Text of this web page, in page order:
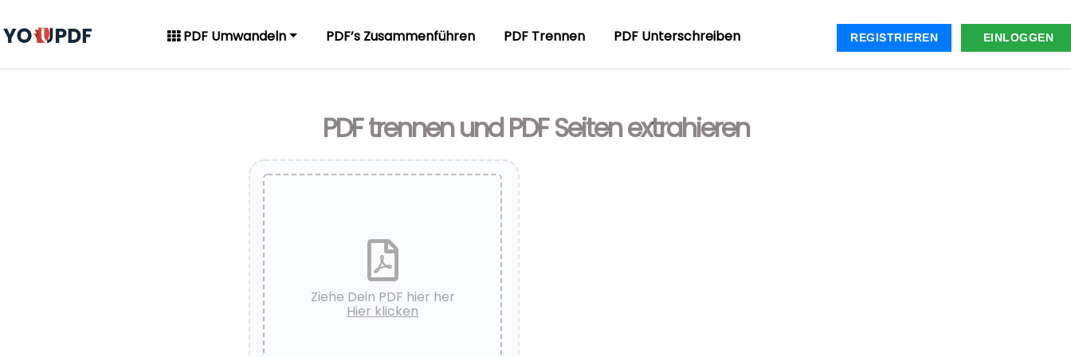
PDF Umwandeln PDF’s Zusammenführen PDF Trennen PDF Unterschreiben REGISTRIEREN EINLOGGEN
PDF trennen und PDF Seiten extrahieren
Ziehe Dein PDF hier her
Hier klicken